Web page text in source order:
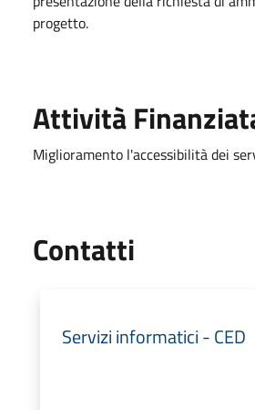
progetto.
Attività
Miglioramento l'accessibilità dei
Contatti
Servizi informatici - CED